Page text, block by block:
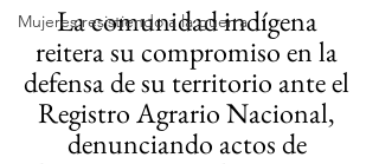
Mujeres resistiendo a la guerra
La comunidad indígena
reitera su compromiso en la
defensa de su territorio ante el
Registro Agrario Nacional,
denunciando actos de